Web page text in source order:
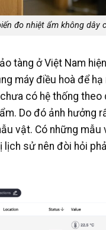
đo nhiệt ẩm không dây
tàng ở Việt Nam
máy điều hoà để
có hệ thống theo
Do đó ảnh hưởng
vật. Có những mẫu
lịch sử nên đòi hỏi